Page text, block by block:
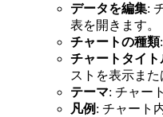
データを編集:
表を開きます。
チャートの種類
チャートタイト
ストを表示また
テーマ: チャー
凡例 : チャート